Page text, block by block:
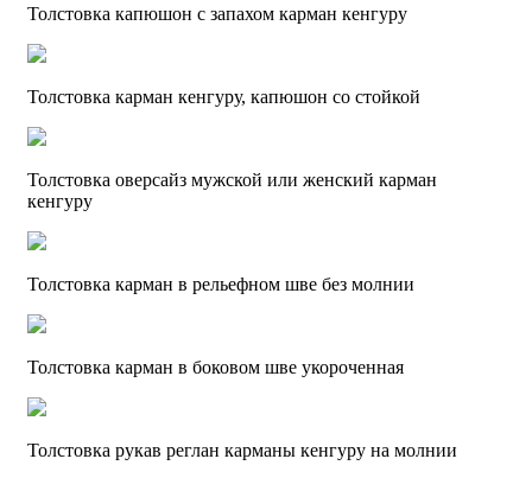
Толстовка капюшон с запахом карман кенгуру
Толстовка карман кенгуру, капюшон со стойкой
Толстовка оверсайз мужской или женский карман
кенгуру
Толстовка карман в рельефном шве без молнии
Толстовка карман в боковом шве укороченная
Толстовка рукав реглан карманы кенгуру на молнии